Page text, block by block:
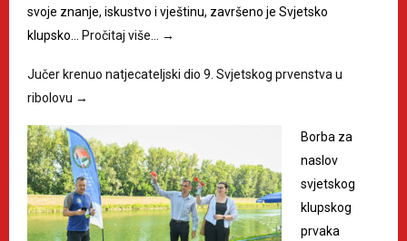
svoje znanje, iskustvo i vještinu, završeno je Svjetsko
klupsko…
Pročitaj više… →
Jučer krenuo natjecateljski dio 9. Svjetskog prvenstva u
ribolovu →
Borba za
naslov
svjetskog
klupskog
prvaka